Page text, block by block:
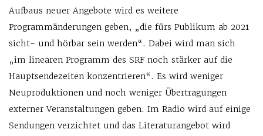
Aufbaus neuer Angebote wird es weitere
Programmänderungen geben, „die fürs Publikum ab 2021
sicht- und hörbar sein werden“. Dabei wird man sich
„im linearen Programm des SRF noch stärker auf die
Hauptsendezeiten konzentrieren“. Es wird weniger
Neuproduktionen und noch weniger Übertragungen
externer Veranstaltungen geben. Im Radio wird auf einige
Sendungen verzichtet und das Literaturangebot wird